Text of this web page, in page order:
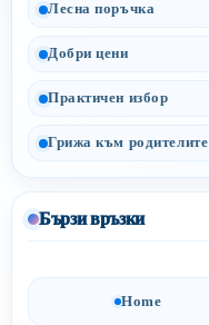
Лесна поръчка
Добри цени
Практичен избор
Грижа към родителите
Бързи връзки
Home